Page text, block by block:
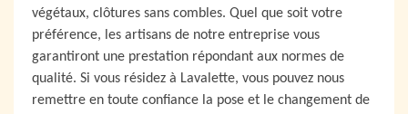
végétaux, clôtures sans combles. Quel que soit votre
préférence, les artisans de notre entreprise vous
garantiront une prestation répondant aux normes de
qualité. Si vous résidez à Lavalette, vous pouvez nous
remettre en toute confiance la pose et le changement de